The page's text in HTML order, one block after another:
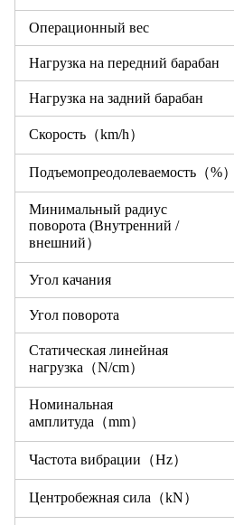
Операционный вес
Нагрузка на передний барабан
Нагрузка на задний барабан
Скорость（km/h）
Подъемопреодолеваемость（%）
Минимальный радиус
поворота (Внутренний /
внешний）
Угол качания
Угол поворота
Статическая линейная
нагрузка（N/cm）
Номинальная
амплитуда（mm）
Частота вибрации（Hz）
Центробежная сила（kN）